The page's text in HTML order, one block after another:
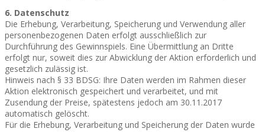
6. Datenschutz
Die Erhebung, Verarbeitung, Speicherung und Verwendung aller
personenbezogenen Daten erfolgt ausschließlich zur
Durchführung des Gewinnspiels. Eine Übermittlung an Dritte
erfolgt nur, soweit dies zur Abwicklung der Aktion erforderlich und
gesetzlich zulässig ist.
Hinweis nach § 33 BDSG: Ihre Daten werden im Rahmen dieser
Aktion elektronisch gespeichert und verarbeitet, und mit
Zusendung der Preise, spätestens jedoch am 30.11.2017
automatisch gelöscht.
Für die Erhebung, Verarbeitung und Speicherung der Daten wurde